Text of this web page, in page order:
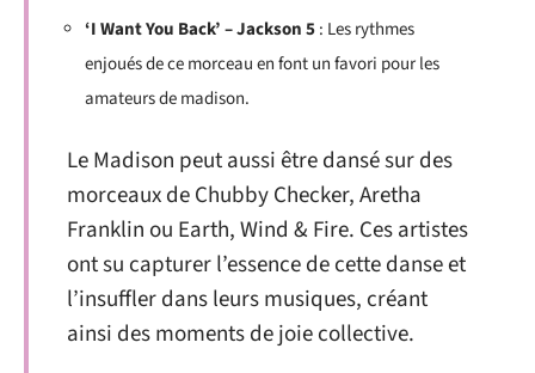
‘I Want You Back’ – Jackson 5: Les rythmes
enjoués de ce morceau en font un favori pour les
amateurs de madison.
Le Madison peut aussi être dansé sur des
morceaux de Chubby Checker, Aretha
Franklin ou Earth, Wind & Fire. Ces artistes
ont su capturer l’essence de cette danse et
l’insuffler dans leurs musiques, créant
ainsi des moments de joie collective.